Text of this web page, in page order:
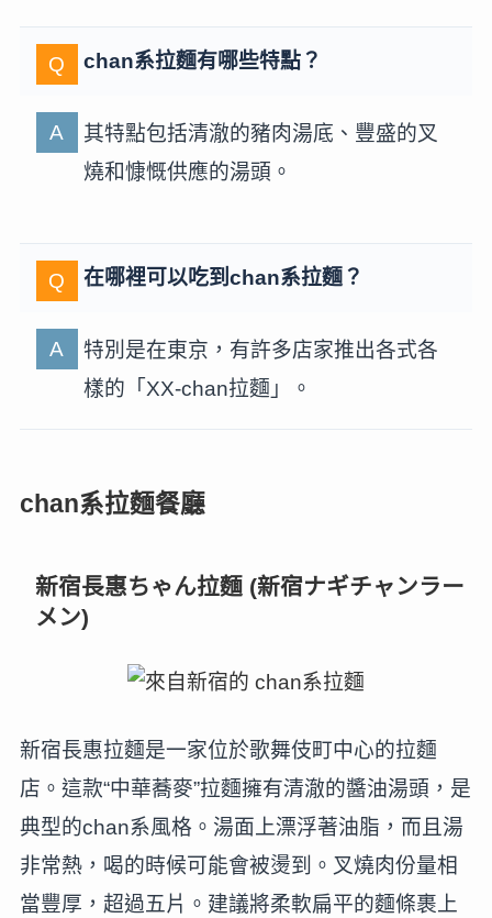
chan系拉麵有哪些特點？
其特點包括清澈的豬肉湯底、豐盛的叉
燒和慷慨供應的湯頭。
在哪裡可以吃到chan系拉麵？
特別是在東京，有許多店家推出各式各
樣的「XX-chan拉麵」。
chan系拉麵餐廳
新宿長惠ちゃん拉麵 (新宿ナギチャンラー
メン)
新宿長惠拉麵是一家位於歌舞伎町中心的拉麵
店。這款“中華蕎麥”拉麵擁有清澈的醬油湯頭，是
典型的chan系風格。湯面上漂浮著油脂，而且湯
非常熱，喝的時候可能會被燙到。叉燒肉份量相
當豐厚，超過五片。建議將柔軟扁平的麵條裹上